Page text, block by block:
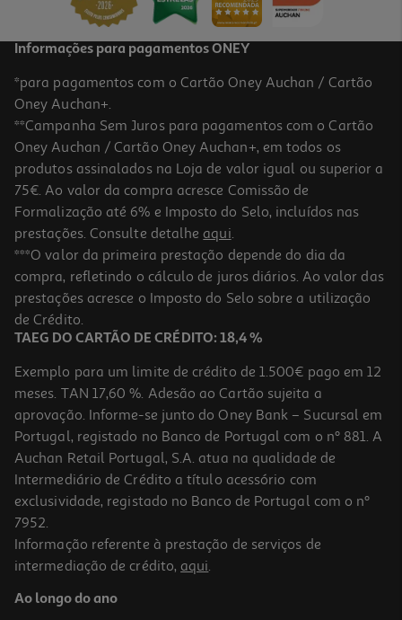
Informações para pagamentos ONEY
*para pagamentos com o Cartão Oney Auchan / Cartão
Oney Auchan+.
**Campanha Sem Juros para pagamentos com o Cartão
Oney Auchan / Cartão Oney Auchan+, em todos os
produtos assinalados na Loja de valor igual ou superior a
75€. Ao valor da compra acresce Comissão de
Formalização até 6% e Imposto do Selo, incluídos nas
prestações. Consulte detalhe aqui.
***O valor da primeira prestação depende do dia da
compra, refletindo o cálculo de juros diários. Ao valor das
prestações acresce o Imposto do Selo sobre a utilização
de Crédito.
TAEG DO CARTÃO DE CRÉDITO: 18,4 %
Exemplo para um limite de crédito de 1.500€ pago em 12
meses. TAN 17,60 %. Adesão ao Cartão sujeita a
aprovação. Informe-se junto do Oney Bank – Sucursal em
Portugal, registado no Banco de Portugal com o nº 881. A
Auchan Retail Portugal, S.A. atua na qualidade de
Intermediário de Crédito a título acessório com
exclusividade, registado no Banco de Portugal com o nº
7952.
Informação referente à prestação de serviços de
intermediação de crédito, aqui.
Ao longo do ano